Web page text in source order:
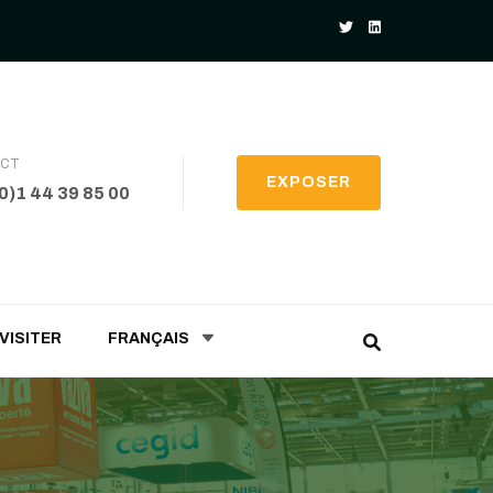
44 39 85 00
EXPOSER
VISITER FRANÇAIS